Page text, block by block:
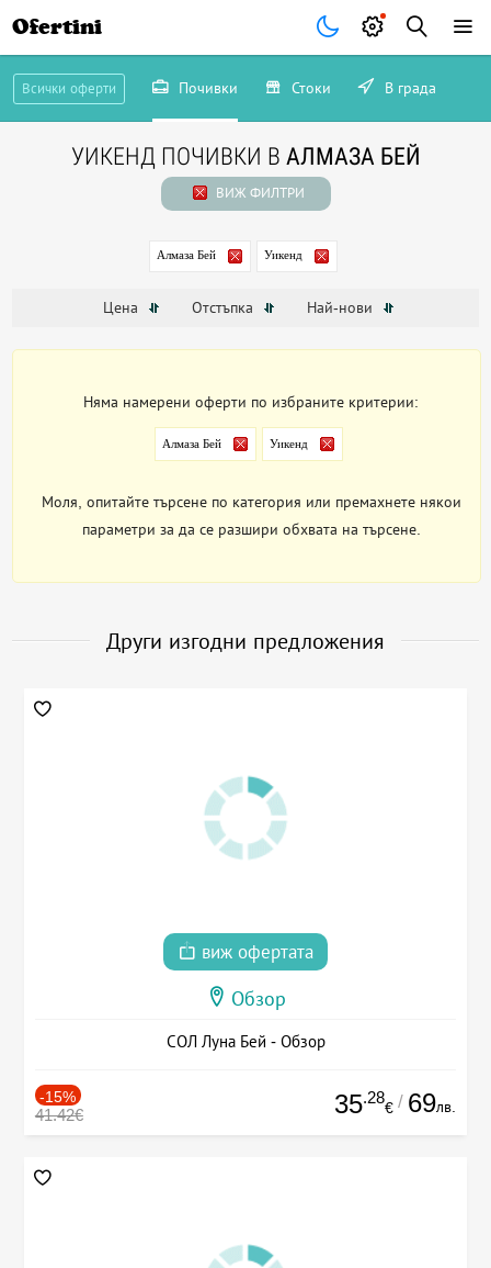
Ofertini
Всички оферти Почивки Стоки В града
УИКЕНД ПОЧИВКИ В АЛМАЗА БЕЙ
ВИЖ ФИЛТРИ
Алмаза Бей Уикенд
Цена Отстъпка Най-нови
Няма намерени оферти по избраните критерии:
Алмаза Бей Уикенд
Моля, опитайте търсене по категория или премахнете някои
параметри за да се разшири обхвата на търсене.
Други изгодни предложения
виж офертата
Обзор
СОЛ Луна Бей - Обзор
-15%
41.42€ 35.28
€ / 69лв.